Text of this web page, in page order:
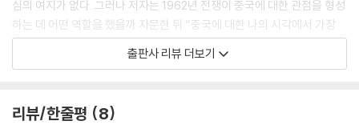
심의 여지가 없다. 그러나 저자는 1962년 전쟁이 중국에 대한 관점을 형성
하는 데 어떤 역할을 했을까 자문한 뒤 “중국에 대한 나의 시각에서 가장
주목할 만한 것은 그 나라가 내 인식 속에 거의 존재하지 않았다는 사실이
다. 나는 이것이 중국뿐만 아니라 세계 전반을 바라보는 특정 시각, 즉 서구
니라 비서구에까지 스며든 현상에서 원인을 찾는다.
출판사 리뷰 더보기
리뷰/한줄평 8